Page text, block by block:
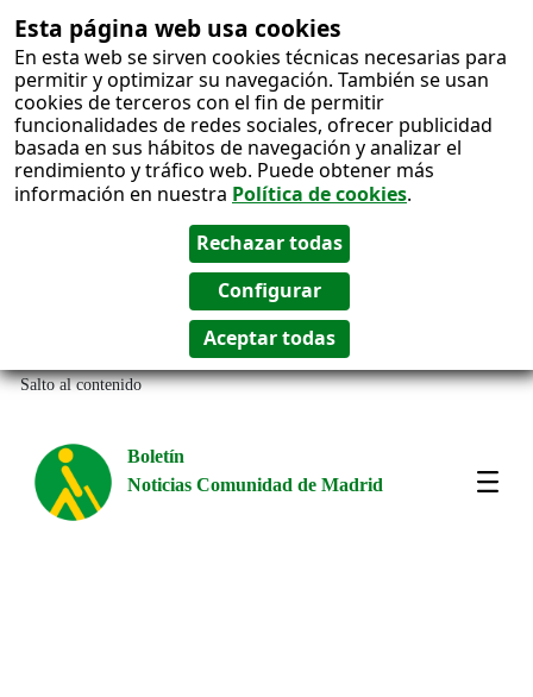
Esta página web usa cookies
En esta web se sirven cookies técnicas necesarias para
permitir y optimizar su navegación. También se usan
cookies de terceros con el fin de permitir
funcionalidades de redes sociales, ofrecer publicidad
basada en sus hábitos de navegación y analizar el
rendimiento y tráfico web. Puede obtener más
información en nuestra Política de cookies.
Salto al contenido
Boletín
Noticias Comunidad de Madrid